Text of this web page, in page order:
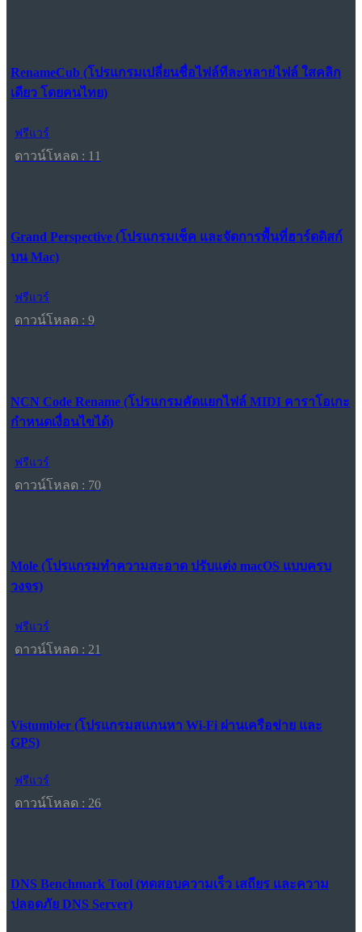
RenameCub (โปรแกรมเปลี่ยนชื่อไฟล์ทีละหลายไฟล์ ใสคลิก
เดียว โดยคนไทย)
ฟรีแวร์
ดาวน์โหลด : 11
Grand Perspective (โปรแกรมเช็ค และจัดการพื้นที่ฮาร์ดดิสก์
บน Mac)
ฟรีแวร์
ดาวน์โหลด : 9
NCN Code Rename (โปรแกรมคัดแยกไฟล์ MIDI คาราโอเกะ
กำหนดเงื่อนไขได้)
ฟรีแวร์
ดาวน์โหลด : 70
Mole (โปรแกรมทำความสะอาด ปรับแต่ง macOS แบบครบ
วงจร)
ฟรีแวร์
ดาวน์โหลด : 21
Vistumbler (โปรแกรมสแกนหา Wi-Fi ผ่านเครือข่าย และ
GPS)
ฟรีแวร์
ดาวน์โหลด : 26
DNS Benchmark Tool (ทดสอบความเร็ว เสถียร และความ
ปลอดภัย DNS Server)